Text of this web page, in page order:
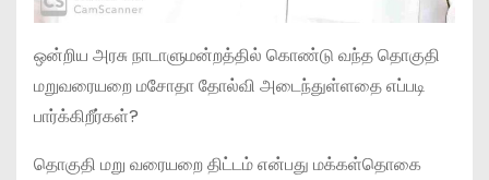
ஒன்றிய அரசு நாடாளுமன்றத்தில் கொண்டு வந்த தொகுதி
மறுவரையறை மசோதா தோல்வி அடைந்துள்ளதை எப்படி
பார்க்கிறீர்கள்?
தொகுதி மறு வரையறை திட்டம் என்பது மக்கள்தொகை